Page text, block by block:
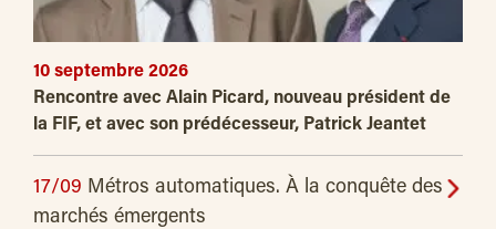
10 septembre 2026
Rencontre avec Alain Picard, nouveau président de
la FIF, et avec son prédécesseur, Patrick Jeantet
17/09 Métros automatiques. À la conquête des
marchés émergents